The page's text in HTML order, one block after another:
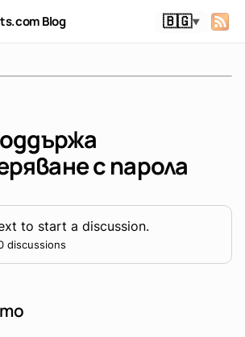
Blog 🇧🇬▼
с парола
to start a discussion.
discussions